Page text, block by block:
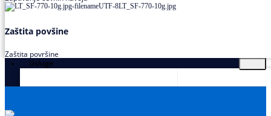
Zaštita povšine
Zaštita površine
Usluge